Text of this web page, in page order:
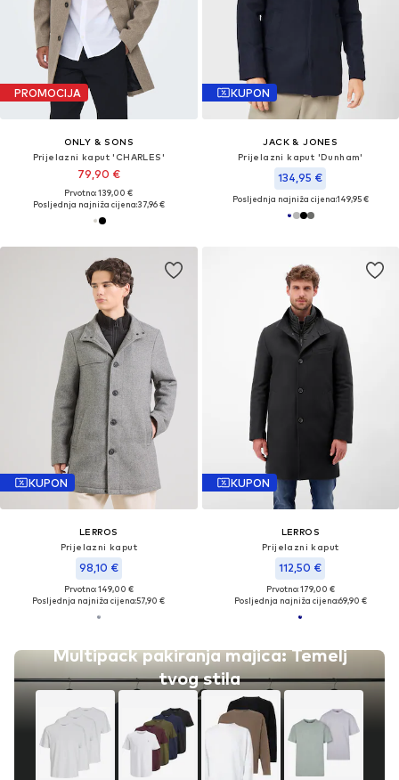
PROMOCIJA
ONLY & SONS
Prijelazni kaput 'CHARLES'
79,90 €
Prvotno: 139,00 €
Posljednja najniža cijena:37,96 €
KUPON
JACK & JONES
Prijelazni kaput 'Dunham'
134,95 €
Posljednja najniža cijena:149,95 €
KUPON
LERROS
Prijelazni kaput
98,10 €
Prvotno: 149,00 €
Posljednja najniža cijena:57,90 €
Multipack pakiranja majica: Temelj
tvog stila
KUPON
LERROS
Prijelazni kaput
112,50 €
Prvotno: 179,00 €
Posljednja najniža cijena:69,90 €